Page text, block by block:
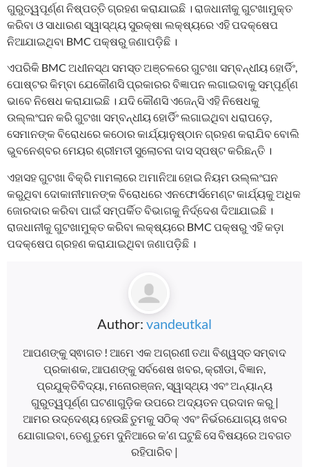
ଗୁରୁତ୍ୱପୂର୍ଣ୍ଣ ନିଷ୍ପତ୍ତି ଗ୍ରହଣ କରାଯାଇଛି । ରାଜଧାନୀକୁ ଗୁଟଖାମୁକ୍ତ
କରିବା ଓ ସାଧାରଣ ସ୍ୱାସ୍ଥ୍ୟ ସୁରକ୍ଷା ଲକ୍ଷ୍ୟରେ ଏହି ପଦକ୍ଷେପ
ନିଆଯାଇଥିବା BMC ପକ୍ଷରୁ ଜଣାପଡ଼ିଛି ।
ଏପରିକି BMC ଅଧୀନସ୍ଥ ସମସ୍ତ ଅଞ୍ଚଳରେ ଗୁଟଖା ସମ୍ବନ୍ଧୀୟ ହୋର୍ଡିଂ,
ପୋଷ୍ଟର କିମ୍ବା ଯେକୌଣସି ପ୍ରକାରର ବିଜ୍ଞାପନ ଲଗାଇବାକୁ ସମ୍ପୂର୍ଣ୍ଣ
ଭାବେ ନିଷେଧ କରାଯାଇଛି । ଯଦି କୌଣସି ଏଜେନ୍ସି ଏହି ନିଷେଧକୁ
ଉଲ୍ଲଂଘନ କରି ଗୁଟଖା ସମ୍ବନ୍ଧୀୟ ହୋର୍ଡିଂ ଲଗାଇଥିବା ଧରାପଡ଼େ,
ସେମାନଙ୍କ ବିରୋଧରେ କଠୋର କାର୍ଯ୍ୟାନୁଷ୍ଠାନ ଗ୍ରହଣ କରାଯିବ ବୋଲି
ଭୁବନେଶ୍ବର ମେୟର ଶ୍ରୀମତୀ ସୁଲୋଚନା ଦାସ ସ୍ପଷ୍ଟ କରିଛନ୍ତି ।
ଏହାସହ ଗୁଟଖା ବିକ୍ରି ମାମଲାରେ ଅମାନିଆ ହୋଇ ନିୟମ ଉଲ୍ଲଂଘନ
କରୁଥିବା ଦୋକାନୀମାନଙ୍କ ବିରୋଧରେ ଏନଫୋର୍ସମେଣ୍ଟ କାର୍ଯ୍ୟକୁ ଅଧିକ
ଜୋରଦାର କରିବା ପାଇଁ ସମ୍ପର୍କିତ ବିଭାଗକୁ ନିର୍ଦ୍ଦେଶ ଦିଆଯାଇଛି ।
ରାଜଧାନୀକୁ ଗୁଟଖାମୁକ୍ତ କରିବା ଲକ୍ଷ୍ୟରେ BMC ପକ୍ଷରୁ ଏହି କଡ଼ା
ପଦକ୍ଷେପ ଗ୍ରହଣ କରାଯାଇଥିବା ଜଣାପଡ଼ିଛି ।
Author: vandeutkal
ଆପଣଙ୍କୁ ସ୍ଵାଗତ ! ଆମେ ଏକ ଅଗ୍ରଣୀ ତଥା ବିଶ୍ୱସ୍ତ ସମ୍ବାଦ
ପ୍ରକାଶକ, ଆପଣଙ୍କୁ ସର୍ବଶେଷ ଖବର, କ୍ରୀଡା, ବିଜ୍ଞାନ,
ପ୍ରଯୁକ୍ତିବିଦ୍ୟା, ମନୋରଞ୍ଜନ, ସ୍ୱାସ୍ଥ୍ୟ ଏବଂ ଅନ୍ୟାନ୍ୟ
ଗୁରୁତ୍ୱପୂର୍ଣ୍ଣ ଘଟଣାଗୁଡ଼ିକ ଉପରେ ଅଦ୍ୟତନ ପ୍ରଦାନ କରୁ |
ଆମର ଉଦ୍ଦେଶ୍ୟ ହେଉଛି ତୁମକୁ ସଠିକ୍ ଏବଂ ନିର୍ଭରଯୋଗ୍ୟ ଖବର
ଯୋଗାଇବା, ତେଣୁ ତୁମେ ଦୁନିଆରେ କ’ଣ ଘଟୁଛି ସେ ବିଷୟରେ ଅବଗତ
ରହିପାରିବ |